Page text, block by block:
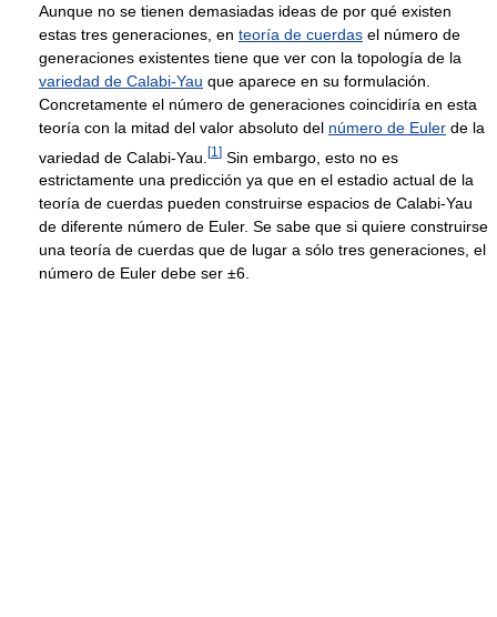
Aunque no se tienen demasiadas ideas de por qué existen
estas tres generaciones, en teoría de cuerdas el número de
generaciones existentes tiene que ver con la topología de la
variedad de Calabi-Yau que aparece en su formulación.
Concretamente el número de generaciones coincidiría en esta
teoría con la mitad del valor absoluto del número de Euler de la
variedad de Calabi-Yau. [1 ] Sin embargo, esto no es
estrictamente una predicción ya que en el estadio actual de la
teoría de cuerdas pueden construirse espacios de Calabi-Yau
de diferente número de Euler. Se sabe que si quiere construirse
una teoría de cuerdas que de lugar a sólo tres generaciones, el
número de Euler debe ser ±6.